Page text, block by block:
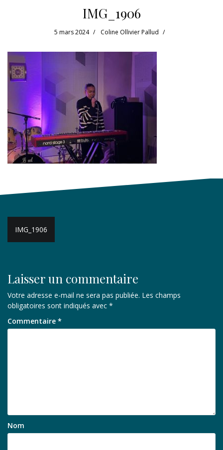
IMG_1906
5 mars 2024 Coline Ollivier Pallud
Navigation
de
IMG_1906
Laisser un commentaire
Votre adresse e-mail ne sera pas publiée. Les champs
obligatoires sont indiqués avec *
Commentaire *
Nom